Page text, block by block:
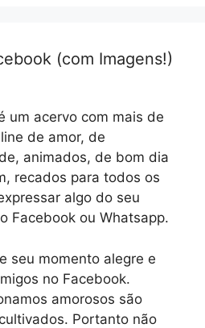
(com Imagens!)
um acervo com mais de
de amor, de
animados, de bom dia
recados para todos os
algo do seu
Facebook ou Whatsapp.
seu momento alegre e
no Facebook.
amorosos são
Portanto não